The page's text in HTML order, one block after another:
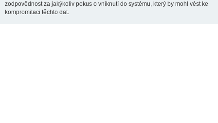
zodpovědnost za jakýkoliv pokus o vniknutí do systému, který by mohl vést ke
kompromitaci těchto dat.